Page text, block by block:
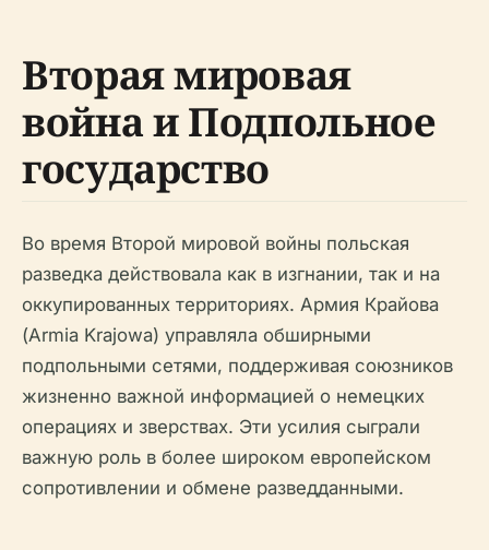
Вторая мировая
война и Подпольное
государство
Во время Второй мировой войны польская
разведка действовала как в изгнании, так и на
оккупированных территориях. Армия Крайова
(Armia Krajowa) управляла обширными
подпольными сетями, поддерживая союзников
жизненно важной информацией о немецких
операциях и зверствах. Эти усилия сыграли
важную роль в более широком европейском
сопротивлении и обмене разведданными.